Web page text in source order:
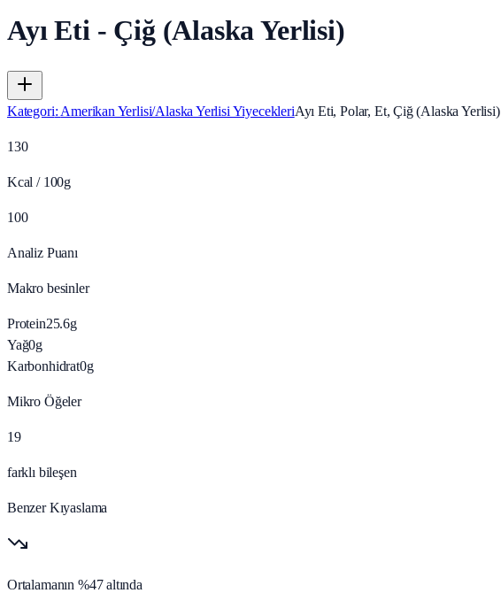
Ayı Eti - Çiğ (Alaska Yerlisi)
Kategori: Amerikan Yerlisi/Alaska Yerlisi YiyecekleriAyı Eti, Polar, Et, Çiğ (Alaska Yerlisi)
130
Kcal / 100g
100
Analiz Puanı
Makro besinler
Protein25.6g
Yağ0g
Karbonhidrat0g
Mikro Öğeler
19
farklı bileşen
Benzer Kıyaslama
Ortalamanın %47 altında